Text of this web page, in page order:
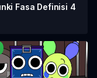
Fasa Definisi 4